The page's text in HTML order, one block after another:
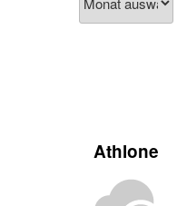
Archiv
Athlone